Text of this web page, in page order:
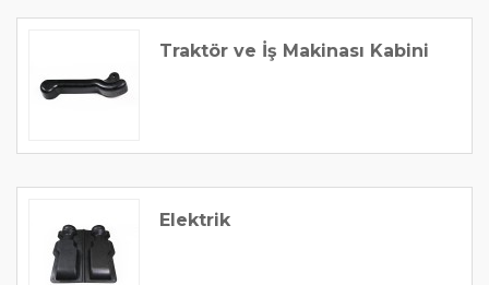
Traktör ve İş Makinası Kabini
Elektrik